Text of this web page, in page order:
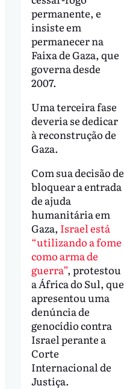
permanente, e
insiste em
permanecer na
Faixa de Gaza, que
governa desde
2007.
Uma terceira fase
deveria se dedicar
à reconstrução de
Gaza.
Com sua decisão de
bloquear a entrada
de ajuda
humanitária em
Gaza, Israel está
“utilizando a fome
como arma de
guerra”, protestou
a África do Sul, que
apresentou uma
denúncia de
genocídio contra
Israel perante a
Corte
Internacional de
Justiça.